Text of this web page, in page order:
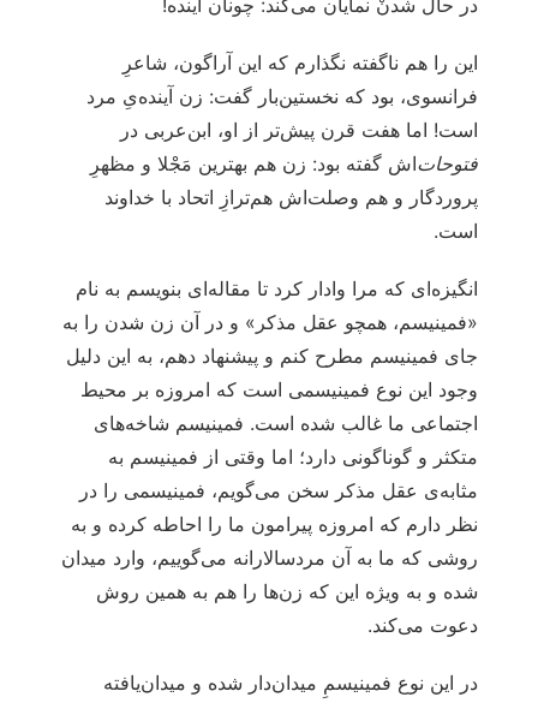
در حال شدنْ نمایان می‌کند: چونان آینده!
این را هم ناگفته نگذارم که این آراگون، شاعرِ
فرانسوی، بود که نخستین‌بار گفت: زن آینده‌یِ مرد
است! اما هفت قرن پیش‌تر از او، ابن‌عربی در
فتوحات‌اش گفته بود: زن هم بهترین مَجْلا و مظهرِ
پروردگار و هم وصلت‌اش هم‌ترازِ اتحاد با خداوند
است.
انگیزه‌ای که مرا وادار کرد تا مقاله‌ای بنویسم به نام
«فمینیسم، همچو عقل مذکر» و در آن‌ زن شدن را به
جای فمینیسم مطرح کنم و پیشنهاد دهم، به این دلیل
وجود این نوع فمینیسمی است که امروزه بر محیط
اجتماعی ما غالب شده است. فمینیسم شاخه‌های
متکثر و گوناگونی دارد؛ اما وقتی از فمینیسم به
مثابه‌ی عقل مذکر سخن می‌گویم، فمینیسمی را در
نظر دارم که امروزه پیرامون ما را احاطه کرده و به
روشی که ما به آن مردسالارانه می‌گوییم، وارد میدان
شده و به ویژه این که زن‌ها را هم به همین روش
دعوت می‌کند.
در این نوع فمینیسمِ میدان‌دار شده و میدان‌یافته